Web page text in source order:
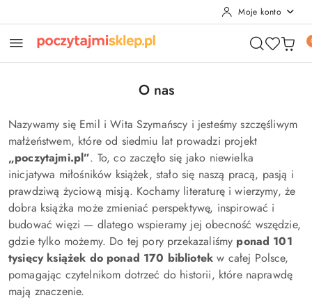
Moje konto
O nas
Nazywamy się Emil i Wita Szymańscy i jesteśmy szczęśliwym
małżeństwem, które od siedmiu lat prowadzi projekt
„poczytajmi.pl”. To, co zaczęło się jako niewielka
inicjatywa miłośników książek, stało się naszą pracą, pasją i
prawdziwą życiową misją. Kochamy literaturę i wierzymy, że
dobra książka może zmieniać perspektywę, inspirować i
budować więzi — dlatego wspieramy jej obecność wszędzie,
gdzie tylko możemy. Do tej pory przekazaliśmy ponad 101
tysięcy książek do ponad 170 bibliotek w całej Polsce,
pomagając czytelnikom dotrzeć do historii, które naprawdę
mają znaczenie.